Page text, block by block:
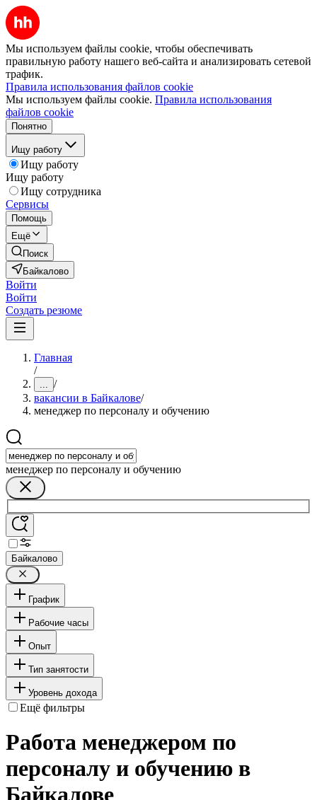
Мы используем файлы cookie, чтобы обеспечивать
правильную работу нашего веб-сайта и анализировать сетевой
трафик.
Правила использования файлов cookie
Мы используем файлы cookie. Правила использования
файлов cookie
Понятно
Ищу работу
Ищу работу
Ищу работу
Ищу сотрудника
Сервисы
Помощь
Ещё
Поиск
Байкалово
Войти
Войти
Создать резюме
Главная
/
... /
вакансии в Байкалове/
менеджер по персоналу и обучению
менеджер по персоналу и обучению
Байкалово
График
Рабочие часы
Опыт
Тип занятости
Уровень дохода
Ещё фильтры
Работа менеджером по
персоналу и обучению в
Байкалове